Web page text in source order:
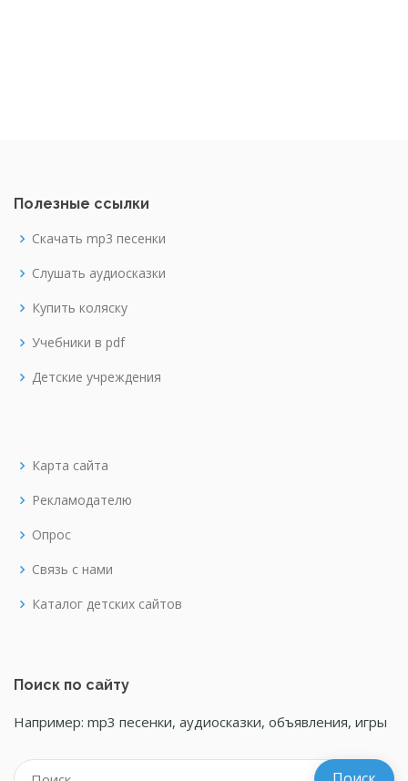
Полезные ссылки
Скачать mp3 песенки
Слушать аудиосказки
Купить коляску
Учебники в pdf
Детские учреждения
Карта сайта
Рекламодателю
Опрос
Связь с нами
Каталог детских сайтов
Поиск по сайту
Например: mp3 песенки, аудиосказки, объявления, игры